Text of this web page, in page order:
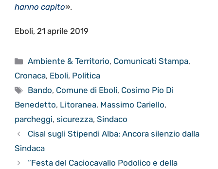
hanno capito».
Eboli, 21 aprile 2019
Categorie
Ambiente & Territorio, Comunicati Stampa,
Cronaca, Eboli, Politica
Tag
Bando, Comune di Eboli, Cosimo Pio Di
Benedetto, Litoranea, Massimo Cariello,
parcheggi, sicurezza, Sindaco
Cisal sugli Stipendi Alba: Ancora silenzio dalla
Sindaca
“Festa del Caciocavallo Podolico e della